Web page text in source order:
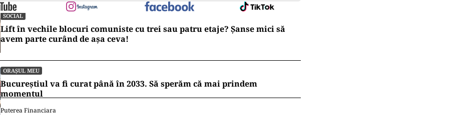
SOCIAL
Lift în vechile blocuri comuniste cu trei sau patru etaje? Șanse mici să
avem parte curând de așa ceva!
ORAȘUL MEU
Bucureștiul va fi curat până în 2033. Să sperăm că mai prindem
momentul
Puterea Financiara